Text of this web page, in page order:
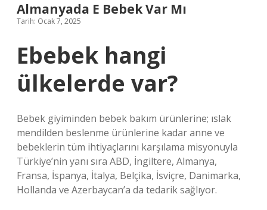
Almanyada E Bebek Var Mı
Tarih: Ocak 7, 2025
Ebebek hangi
ülkelerde var?
Bebek giyiminden bebek bakım ürünlerine; ıslak
mendilden beslenme ürünlerine kadar anne ve
bebeklerin tüm ihtiyaçlarını karşılama misyonuyla
Türkiye’nin yanı sıra ABD, İngiltere, Almanya,
Fransa, İspanya, İtalya, Belçika, İsviçre, Danimarka,
Hollanda ve Azerbaycan’a da tedarik sağlıyor.